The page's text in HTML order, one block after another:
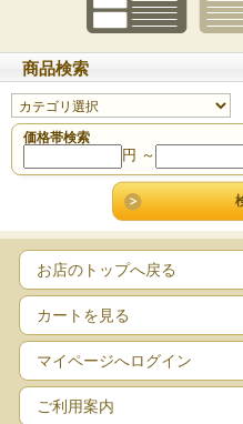
商品検索
価格帯検索
円 ～
お店のトップへ戻る
カートを見る
マイページへログイン
ご利用案内